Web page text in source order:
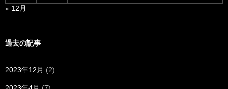
« 12月
過去の記事
2023年12月 (2)